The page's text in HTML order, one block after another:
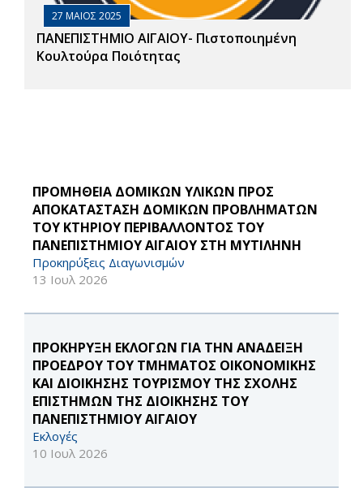
27 ΜΑΙΟΣ 2025
ΠΑΝΕΠΙΣΤΗΜΙΟ ΑΙΓΑΙΟΥ- Πιστοποιημένη
Κουλτούρα Ποιότητας
ΠΡΟΜΗΘΕΙΑ ΔΟΜΙΚΩΝ ΥΛΙΚΩΝ ΠΡΟΣ
ΑΠΟΚΑΤΑΣΤΑΣΗ ΔΟΜΙΚΩΝ ΠΡΟΒΛΗΜΑΤΩΝ
ΤΟΥ ΚΤΗΡΙΟΥ ΠΕΡΙΒΑΛΛΟΝΤΟΣ ΤΟΥ
ΠΑΝΕΠΙΣΤΗΜΙΟΥ ΑΙΓΑΙΟΥ ΣΤΗ ΜΥΤΙΛΗΝΗ
Προκηρύξεις Διαγωνισμών
13 Ιουλ 2026
ΠΡΟΚΗΡΥΞΗ ΕΚΛΟΓΩΝ ΓΙΑ ΤΗΝ ΑΝΑΔΕΙΞΗ
ΠΡΟΕΔΡΟΥ ΤΟΥ ΤΜΗΜΑΤΟΣ ΟΙΚΟΝΟΜΙΚΗΣ
ΚΑΙ ΔΙΟΙΚΗΣΗΣ ΤΟΥΡΙΣΜΟΥ ΤΗΣ ΣΧΟΛΗΣ
ΕΠΙΣΤΗΜΩΝ ΤΗΣ ΔΙΟΙΚΗΣΗΣ ΤΟΥ
ΠΑΝΕΠΙΣΤΗΜΙΟΥ ΑΙΓΑΙΟΥ
Εκλογές
10 Ιουλ 2026